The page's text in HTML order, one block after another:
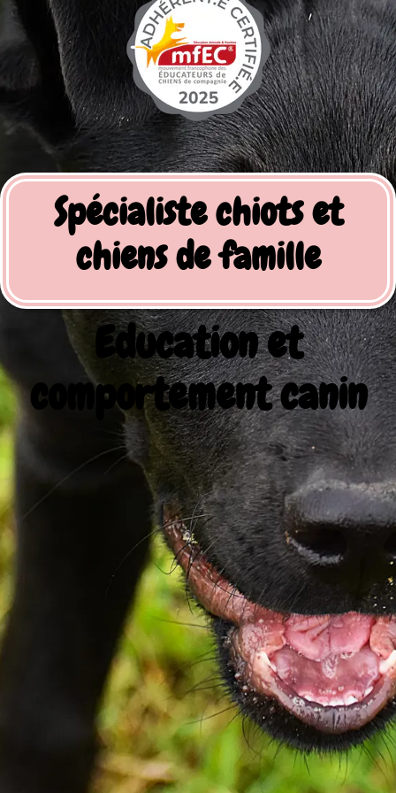
Spécialiste chiots et
chiens de famille
Education et
comportement canin